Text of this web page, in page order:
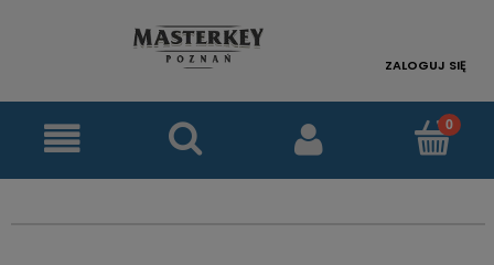
ZALOGUJ SIĘ